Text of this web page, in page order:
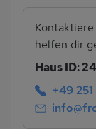
helfen dir
Haus ID:
+49